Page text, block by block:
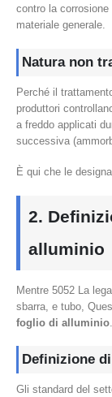
contro la
materiale generale.
Natura non
Perché il
produttori
a freddo applicati
successiva
È qui che le
2.
alluminio
Mentre 5052 La
sbarra, e tubo,
foglio di alluminio
Definizione
Gli standard del